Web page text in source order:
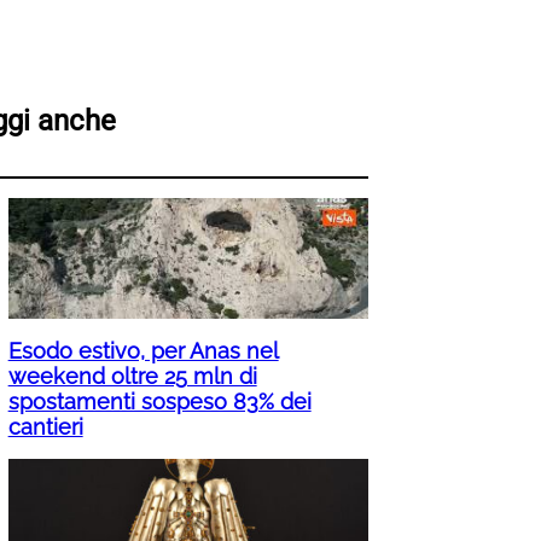
anche
Esodo estivo, per Anas nel
weekend oltre 25 mln di
spostamenti sospeso 83% dei
cantieri